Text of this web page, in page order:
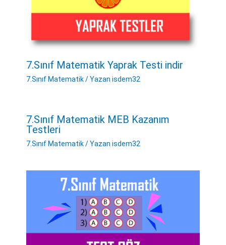
7.Sınıf Matematik Yaprak Testi indir
7.Sınıf Matematik/ Yazan isdem32
7.Sınıf Matematik MEB Kazanım
Testleri
7.Sınıf Matematik/ Yazan isdem32